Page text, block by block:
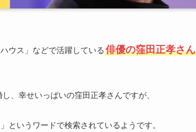
ウス」などで活躍している 俳優の窪田正孝さん
、幸せいっぱいの窪田正孝さんですが、
いうワードで検索されているようです。